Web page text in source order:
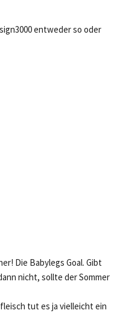
entweder so oder
Die Babylegs Goal. Gibt
nicht, sollte der Sommer
tut es ja vielleicht ein